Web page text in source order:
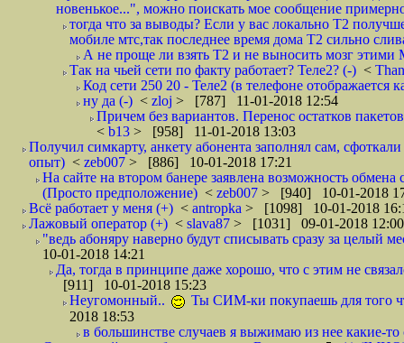
новенькое...", можно поискать мое сообщение
тогда что за выводы? Если у вас локально Т2
мобиле мтс,так последнее время дома Т2 сильно
А не проще ли взять Т2 и не выносить мозг
Так на чьей сети по факту работает? Теле2? (-) <
Код сети 250 20 - Теле2 (в телефоне отображается
ну да (-) < zloj > [787] 11-01-2018 12:54
Причем без вариантов. Перенос остатков
< b13 > [958] 11-01-2018 13:03
Получил симкарту, анкету абонента заполнял сам,
опыт) < zeb007 > [886] 10-01-2018 17:21
На сайте на втором банере заявлена возможность
(Просто предположение) < zeb007 > [940] 10-01-2018
Всё работает у меня (+) < antropka > [1098] 10-01-2018
Лажовый оператор (+) < slava87 > [1031] 09-01-2018 12:00
"ведь абоняру наверно будут списывать сразу за целый
10-01-2018 14:21
Да, тогда в принципе даже хорошо, что с этим не
[911] 10-01-2018 15:23
Неугомонный..
Ты СИМ-ки покупаешь для того
2018 18:53
в большинстве случаев я выжимаю из нее какие-то